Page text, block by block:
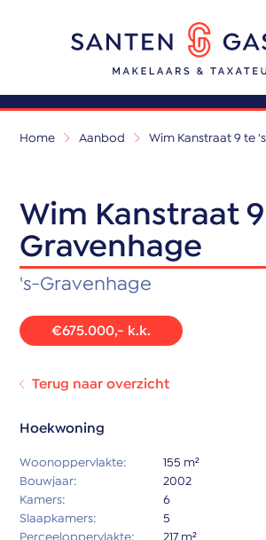
Home Aanbod Wim Kanstraat 9 te
Wim Kanstraat
Gravenhage
's-Gravenhage
€675.000,- k.k.
Terug naar overzicht
Hoekwoning
Woonoppervlakte:
155 m²
Bouwjaar:
2002
Kamers:
6
Slaapkamers:
5
Perceeloppervlakte:
217 m²